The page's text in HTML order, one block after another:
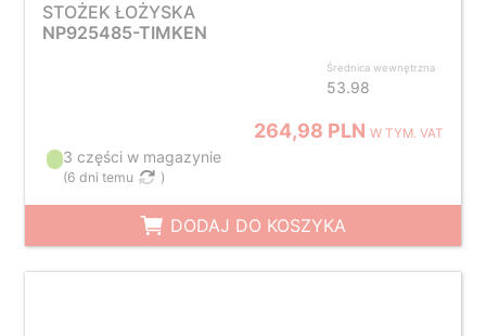
STOŻEK ŁOŻYSKA
NP925485-TIMKEN
Średnica wewnętrzna
53.98
264,98 PLNW TYM. VAT
3 części w magazynie
(6 dni temu )
DODAJ DO KOSZYKA